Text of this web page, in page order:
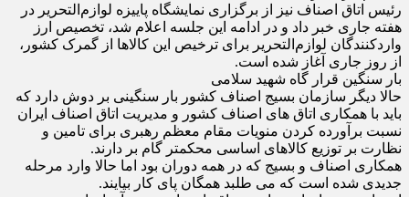
رئیس اتاق اصناف نیز از برگزاری نمایشگاه پاییزه لوازم‌التحریر در
هفته جاری خبر داد و در ادامه این جلسه اعلام شد، تخصیص ارز
واردکنندگان لوازم‌التحریر برای ترخیص این کالاها از گمرک کشور،
از روز جاری آغاز شده است.
بار سنگین قرار گاه شهید سلامی
حالا دیگر سازمان بسیج اصناف کشور بار سنگینی بر دوش دارد که
باید با همکاری اتاق های اصناف کشور و مدیریت اتاق اصناف ایران
نسبت برآورده کردن منویات مقام معظم رهبری برای تامین و
نظارت بر توزیع کالاهای اساسی محکمتر گام بر دارند.
همکاری اصناف و بسیج که در همه دوران بود اما حالا وارد مرحله
جدیدی شده است که می طلبد همگان پای کار بیایند.